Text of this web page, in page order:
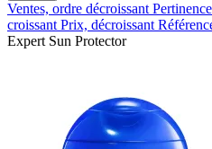
Ventes, ordre décroissant Pertinence
croissant Prix, décroissant
Expert Sun Protector